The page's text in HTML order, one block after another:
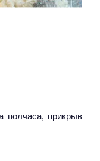
полчаса, прикрыв